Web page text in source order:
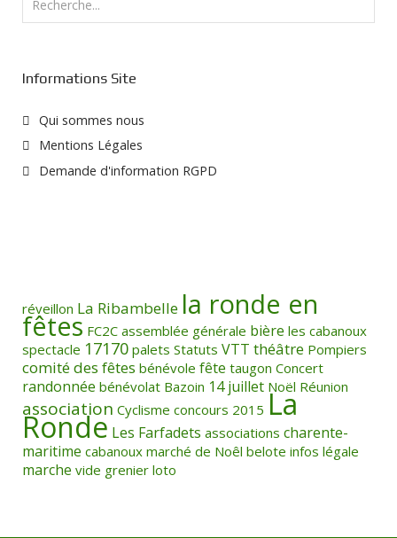
Informations Site
Qui sommes nous
Mentions Légales
Demande d'information RGPD
réveillon La Ribambelle la ronde en
fêtes FC2C assemblée générale bière les cabanoux
spectacle 17170 palets Statuts VTT théâtre Pompiers
comité des fêtes bénévole fête taugon Concert
randonnée bénévolat Bazoin 14 juillet Noël Réunion
association Cyclisme concours 2015 La
Ronde Les Farfadets associations charente-
maritime cabanoux marché de Noêl belote infos légale
marche vide grenier loto